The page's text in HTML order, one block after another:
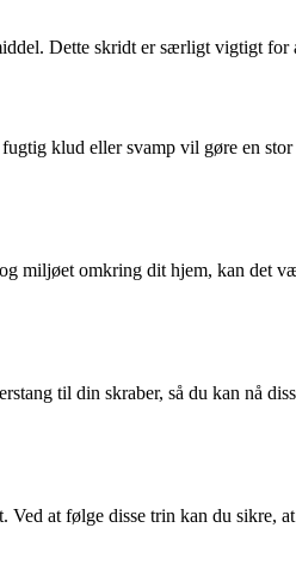
Dette skridt er særligt vigtigt for
klud eller svamp vil gøre en
miljøet omkring dit hjem, kan det
til din skraber, så du kan nå
at følge disse trin kan du sikre,